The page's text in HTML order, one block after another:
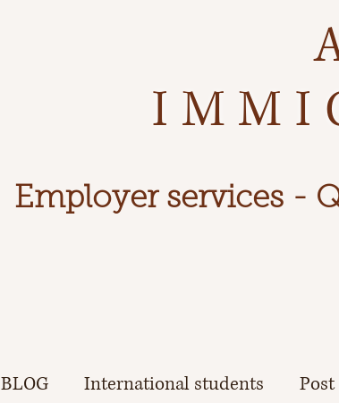
Employer services -
BLOG International students